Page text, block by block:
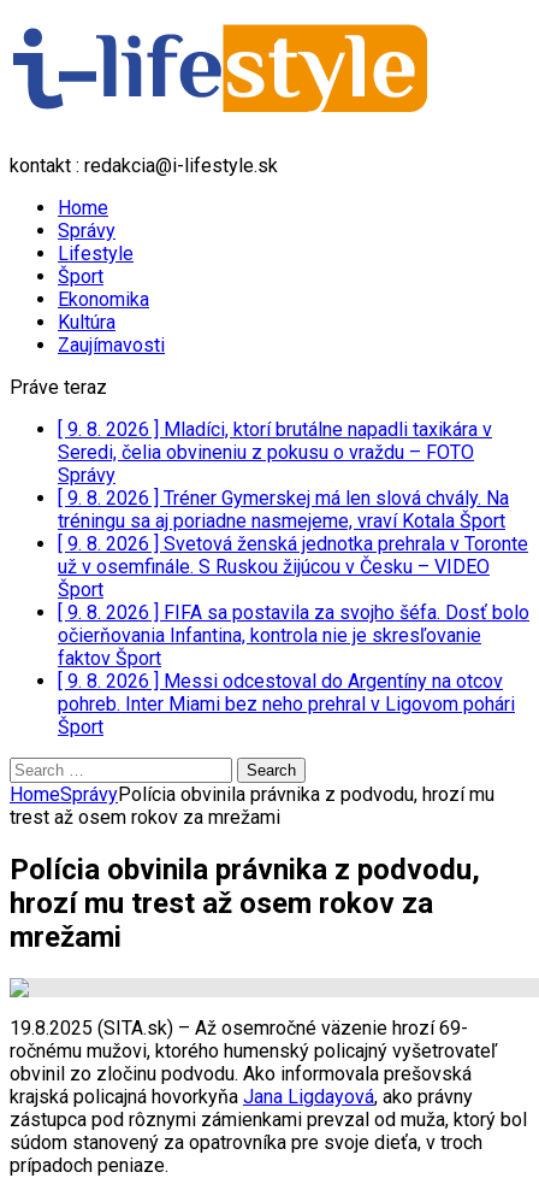
kontakt : redakcia@i-lifestyle.sk
Home
Správy
Lifestyle
Šport
Ekonomika
Kultúra
Zaujímavosti
Práve teraz
[ 9. 8. 2026 ] Mladíci, ktorí brutálne napadli taxikára v
Seredi, čelia obvineniu z pokusu o vraždu – FOTO
Správy
[ 9. 8. 2026 ] Tréner Gymerskej má len slová chvály. Na
tréningu sa aj poriadne nasmejeme, vraví Kotala Šport
[ 9. 8. 2026 ] Svetová ženská jednotka prehrala v Toronte
už v osemfinále. S Ruskou žijúcou v Česku – VIDEO
Šport
[ 9. 8. 2026 ] FIFA sa postavila za svojho šéfa. Dosť bolo
očierňovania Infantina, kontrola nie je skresľovanie
faktov Šport
[ 9. 8. 2026 ] Messi odcestoval do Argentíny na otcov
pohreb. Inter Miami bez neho prehral v Ligovom pohári
Šport
Search
for:
HomeSprávyPolícia obvinila právnika z podvodu, hrozí mu
trest až osem rokov za mrežami
Polícia obvinila právnika z podvodu,
hrozí mu trest až osem rokov za
mrežami
19.8.2025 (SITA.sk) – Až osemročné väzenie hrozí 69-
ročnému mužovi, ktorého humenský policajný vyšetrovateľ
obvinil zo zločinu podvodu. Ako informovala prešovská
krajská policajná hovorkyňa Jana Ligdayová, ako právny
zástupca pod rôznymi zámienkami prevzal od muža, ktorý bol
súdom stanovený za opatrovníka pre svoje dieťa, v troch
prípadoch peniaze.